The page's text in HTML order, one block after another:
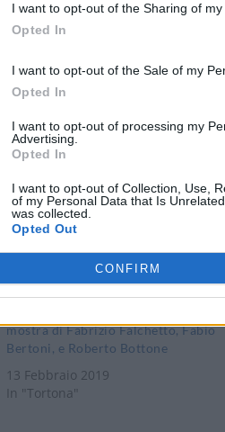
I want to opt-out of the Sharing of my
Opted In
I want to opt-out of the Sale of my
Opted In
I want to opt-out of processing my
Advertising.
Opted In
I want to opt-out of Collection, Use,
of my Personal Data that Is
was collected.
Opted Out
CONFIRM
Stampa
mostra di Fabrizio Falchetto, Fabio
Bertoni, e Roberto Bottone
13 Febbraio 2019
In "Tortona"